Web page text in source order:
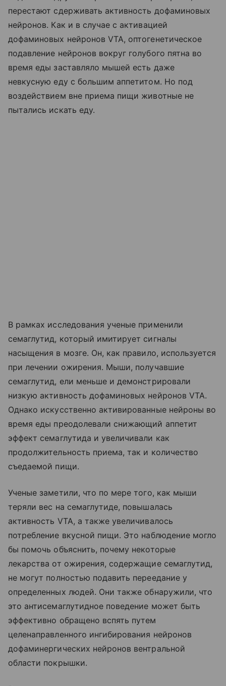
перестают сдерживать активность дофаминовых
нейронов. Как и в случае с активацией
дофаминовых нейронов VTA, оптогенетическое
подавление нейронов вокруг голубого пятна во
время еды заставляло мышей есть даже
невкусную еду с большим аппетитом. Но под
воздействием вне приема пищи животные не
пытались искать еду.
В рамках исследования ученые применили
семаглутид, который имитирует сигналы
насыщения в мозге. Он, как правило, используется
при лечении ожирения. Мыши, получавшие
семаглутид, ели меньше и демонстрировали
низкую активность дофаминовых нейронов VTA.
Однако искусственно активированные нейроны во
время еды преодолевали снижающий аппетит
эффект семаглутида и увеличивали как
продолжительность приема, так и количество
съедаемой пищи.
Ученые заметили, что по мере того, как мыши
теряли вес на семаглутиде, повышалась
активность VTA, а также увеличивалось
потребление вкусной пищи. Это наблюдение могло
бы помочь объяснить, почему некоторые
лекарства от ожирения, содержащие семаглутид,
не могут полностью подавить переедание у
определенных людей. Они также обнаружили, что
это антисемаглутидное поведение может быть
эффективно обращено вспять путем
целенаправленного ингибирования нейронов
дофаминергических нейронов вентральной
области покрышки.